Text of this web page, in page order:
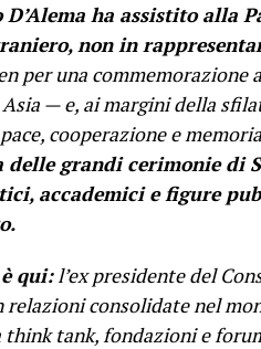
D’Alema ha assistito alla
non in
per una
— e, ai margini della
cooperazione e
delle grandi cerimonie di
accademici e figure
qui:l’ex presidente del
relazioni consolidate nel
tank, fondazioni e